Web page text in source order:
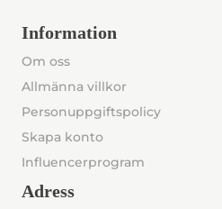
Information
Om oss
Allmänna villkor
Personuppgiftspolicy
Skapa konto
Influencerprogram
Adress